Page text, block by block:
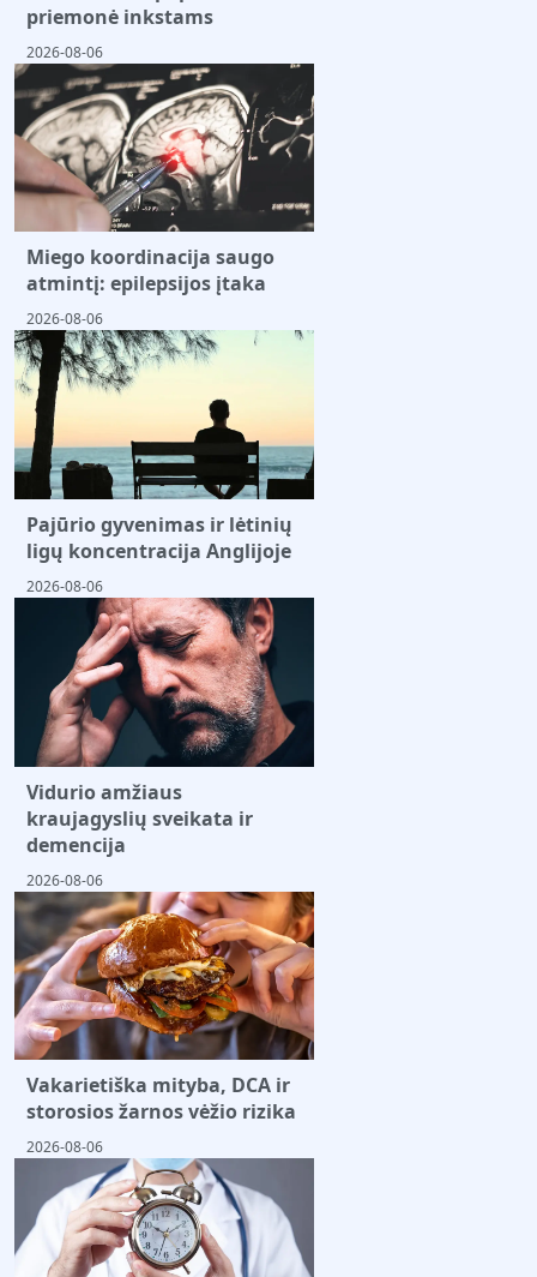
priemonė inkstams
2026-08-06
Miego koordinacija saugo
atmintį: epilepsijos įtaka
2026-08-06
Pajūrio gyvenimas ir lėtinių
ligų koncentracija Anglijoje
2026-08-06
Vidurio amžiaus
kraujagyslių sveikata ir
demencija
2026-08-06
Vakarietiška mityba, DCA ir
storosios žarnos vėžio rizika
2026-08-06